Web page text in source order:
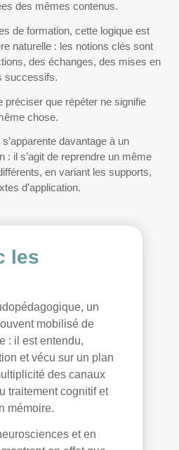
des mêmes contenus.
de formation, cette logique est
naturelle : les notions clés sont
des échanges, des mises en
successifs.
préciser que répéter ne signifie
chose.
davantage à un
: il s’agit de reprendre un même
en variant les supports,
d’application.
les
un
mobilisé de
: il est entendu,
et vécu sur un plan
des canaux
traitement cognitif et
mémoire.
et en